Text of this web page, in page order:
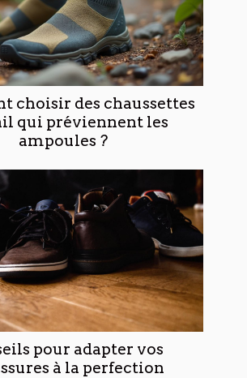
choisir des chaussettes
qui préviennent les
ampoules ?
pour adapter vos
à la perfection